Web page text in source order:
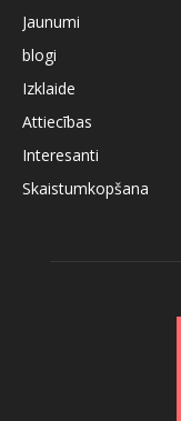
Jaunumi
blogi
Izklaide
Attiecības
Interesanti
Skaistumkopšana